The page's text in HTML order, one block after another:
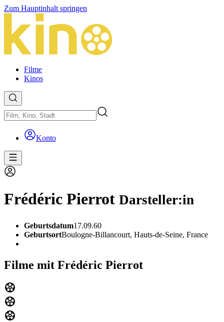
Zum Hauptinhalt springen
Filme
Kinos
Konto
Frédéric Pierrot Darsteller:in
Geburtsdatum17.09.60
GeburtsortBoulogne-Billancourt, Hauts-de-Seine, France
Filme mit Frédéric Pierrot